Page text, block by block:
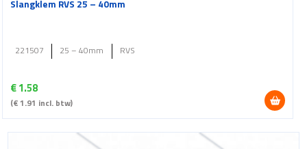
Slangklem RVS 25 – 40mm
€1.58
(€ 1.91 incl. btw)
221507 25 – 40mm RVS